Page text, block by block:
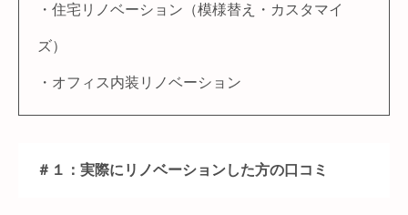
・住宅リノベーション（模様替え・カスタマイ
ズ）
・オフィス内装リノベーション
＃１：実際にリノベーションした方の口コミ